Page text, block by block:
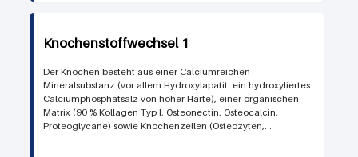
Knochenstoffwechsel 1
Der Knochen besteht aus einer Calciumreichen
Mineralsubstanz (vor allem Hydroxylapatit: ein hydroxyliertes
Calciumphosphatsalz von hoher Härte), einer organischen
Matrix (90 % Kollagen Typ I, Osteonectin, Osteocalcin,
Proteoglycane) sowie Knochenzellen (Osteozyten,...